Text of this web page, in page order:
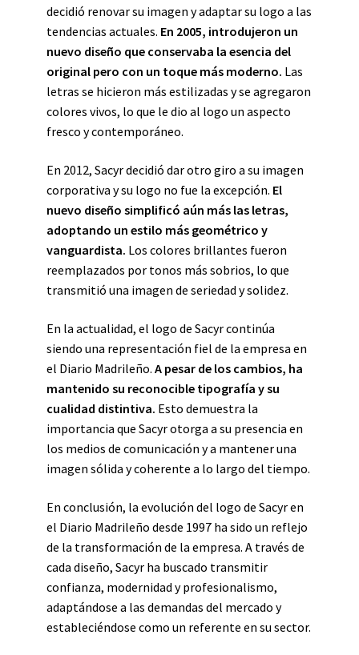
decidió renovar su imagen y adaptar su logo a las
tendencias actuales. En 2005, introdujeron un
nuevo diseño que conservaba la esencia del
original pero con un toque más moderno. Las
letras se hicieron más estilizadas y se agregaron
colores vivos, lo que le dio al logo un aspecto
fresco y contemporáneo.
En 2012, Sacyr decidió dar otro giro a su imagen
corporativa y su logo no fue la excepción. El
nuevo diseño simplificó aún más las letras,
adoptando un estilo más geométrico y
vanguardista. Los colores brillantes fueron
reemplazados por tonos más sobrios, lo que
transmitió una imagen de seriedad y solidez.
En la actualidad, el logo de Sacyr continúa
siendo una representación fiel de la empresa en
el Diario Madrileño. A pesar de los cambios, ha
mantenido su reconocible tipografía y su
cualidad distintiva. Esto demuestra la
importancia que Sacyr otorga a su presencia en
los medios de comunicación y a mantener una
imagen sólida y coherente a lo largo del tiempo.
En conclusión, la evolución del logo de Sacyr en
el Diario Madrileño desde 1997 ha sido un reflejo
de la transformación de la empresa. A través de
cada diseño, Sacyr ha buscado transmitir
confianza, modernidad y profesionalismo,
adaptándose a las demandas del mercado y
estableciéndose como un referente en su sector.